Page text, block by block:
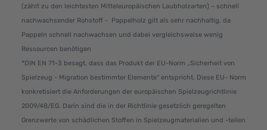
(zählt zu den leichtesten Mitteleuropäischen Laubholzarten) – schnell
nachwachsender Rohstoff - Pappelholz gilt als sehr nachhaltig, da
Pappeln schnell nachwachsen und dabei vergleichsweise wenig
Ressourcen benötigen
*DIN EN 71-3 besagt, dass das Produkt der EU-Norm „Sicherheit von
Spielzeug - Migration bestimmter Elemente“ entspricht. Diese EU- Norm
konkretisiert die Anforderungen der europäischen Spielzeugrichtlinie
2009/48/EG. Darin sind die in der Richtlinie gesetzlich geregelten
Grenzwerte von schädlichen Stoffen in Spielzeugmaterialien und -teilen